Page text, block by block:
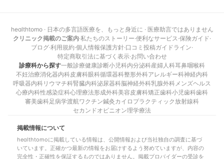
healthtomo · 日本の多言語医療を、もっと身近に · 医療助言ではありません
クリニック掲載のご案内·私たちのストーリー·便利なサービス·保険ガイド·
ブログ·利用規約·個人情報保護方針·口コミ投稿ガイドライン·
特定商取引法に基づく表示·お問い合わせ
診療科から探す一般診療健康診断小児科内分泌科産婦人科耳鼻咽喉科
不妊治療消化器内科皮膚科眼科循環器科整形外科アレルギー科神経内科
呼吸器内科 リウマチ科腎臓内科泌尿器科脳神経外科乳腺外科メンズヘルス
心療内科性感染症科心理療法形成外科美容皮膚科矯正歯科小児歯科歯科
審美歯科足病学渡航ワクチン鍼灸カイロプラクティック 放射線科
セカンドオピニオン理学療法
掲載情報について
healthtomoに掲載している情報は、公開情報および当社独自の調査に基づ
いています。正確かつ最新の情報をお届けするよう努めていますが、内容の
完全性・正確性を保証するものではありません。掲載プロバイダーの受診を